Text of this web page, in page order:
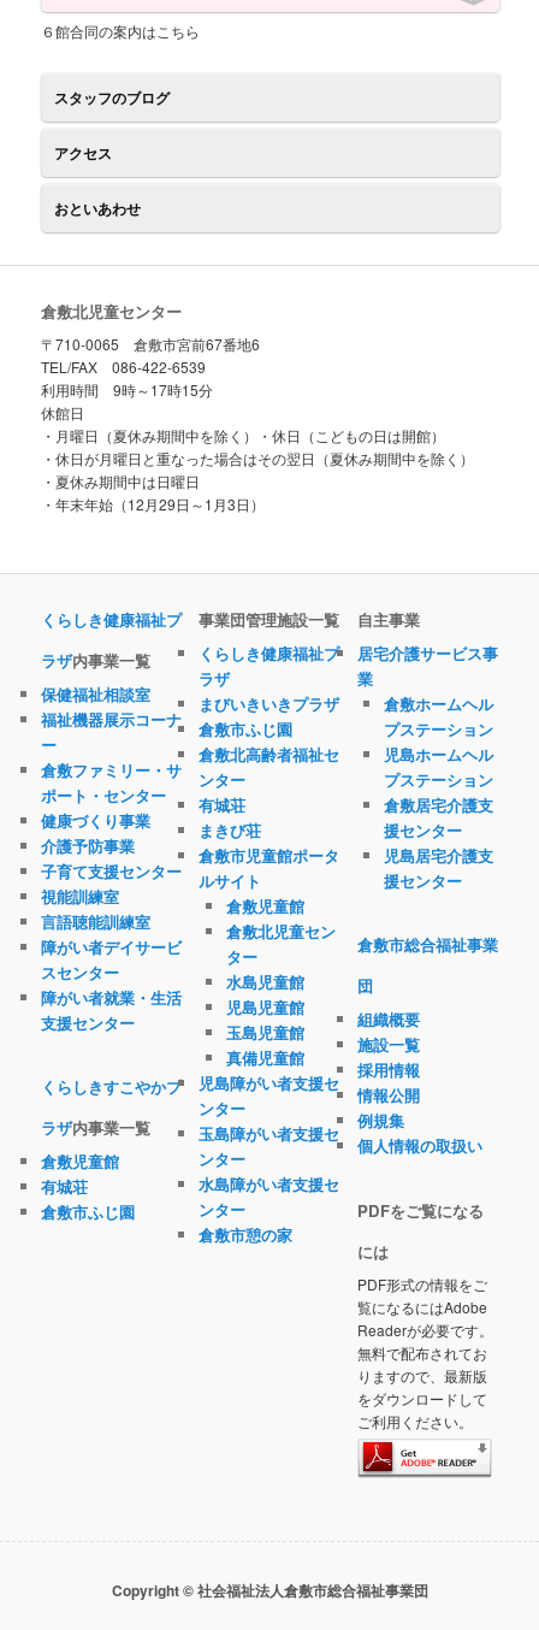
６館合同の案内はこちら
スタッフのブログ
アクセス
おといあわせ
倉敷北児童センター
〒710-0065 倉敷市宮前67番地6
TEL/FAX 086-422-6539
利用時間 9時～17時15分
休館日
・月曜日（夏休み期間中を除く）・休日（こどもの日は開館）
・休日が月曜日と重なった場合はその翌日（夏休み期間中を除く）
・夏休み期間中は日曜日
・年末年始（12月29日～1月3日）
くらしき健康福祉プ
ラザ内事業一覧
保健福祉相談室
福祉機器展示コーナ
ー
倉敷ファミリー・サ
ポート・センター
健康づくり事業
介護予防事業
子育て支援センター
視能訓練室
言語聴能訓練室
障がい者デイサービ
スセンター
障がい者就業・生活
支援センター
くらしきすこやかプ
ラザ内事業一覧
倉敷児童館
有城荘
倉敷市ふじ園
事業団管理施設一覧
くらしき健康福祉プ
ラザ
まびいきいきプラザ
倉敷市ふじ園
倉敷北高齢者福祉セ
ンター
有城荘
まきび荘
倉敷市児童館ポータ
ルサイト
倉敷児童館
倉敷北児童セン
ター
水島児童館
児島児童館
玉島児童館
真備児童館
児島障がい者支援セ
ンター
玉島障がい者支援セ
ンター
水島障がい者支援セ
ンター
倉敷市憩の家
自主事業
居宅介護サービス事
業
倉敷ホームヘル
プステーション
児島ホームヘル
プステーション
倉敷居宅介護支
援センター
児島居宅介護支
援センター
倉敷市総合福祉事業
団
組織概要
施設一覧
採用情報
情報公開
例規集
個人情報の取扱い
PDFをご覧になる
には
PDF形式の情報をご
覧になるにはAdobe
Readerが必要です。
無料で配布されてお
りますので、最新版
をダウンロードして
ご利用ください。
Copyright © 社会福祉法人倉敷市総合福祉事業団